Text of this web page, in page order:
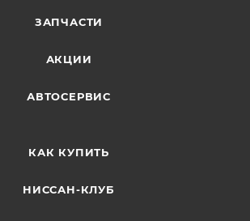
ЗАПЧАСТИ
АКЦИИ
АВТОСЕРВИС
КАК КУПИТЬ
НИССАН-КЛУБ